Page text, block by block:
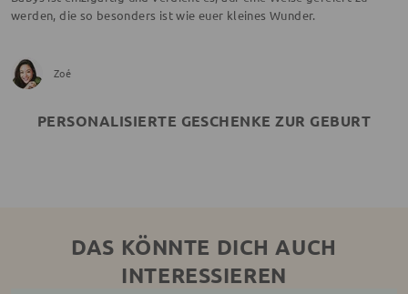
werden, die so besonders ist wie euer kleines Wunder.
Zoé
PERSONALISIERTE GESCHENKE ZUR GEBURT
DAS KÖNNTE DICH AUCH
INTERESSIEREN